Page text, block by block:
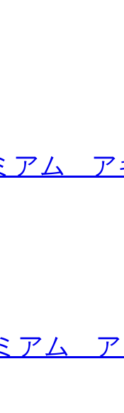
アム ア
アム ア